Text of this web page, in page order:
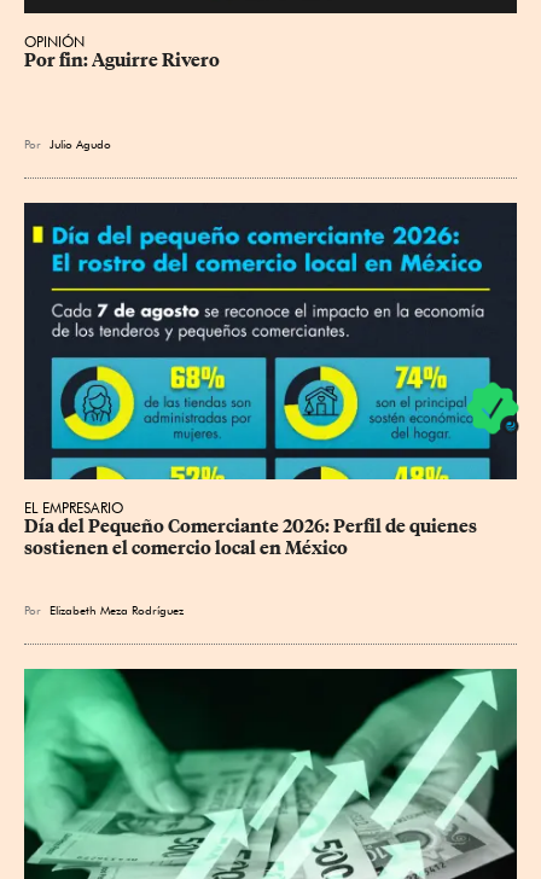
OPINIÓN
Por fin: Aguirre Rivero
Por Julio Agudo
EL EMPRESARIO
Día del Pequeño Comerciante 2026: Perfil de quienes
sostienen el comercio local en México
Por Elizabeth Meza Rodríguez